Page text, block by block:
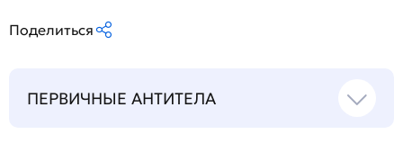
Поделиться
ПЕРВИЧНЫЕ АНТИТЕЛА